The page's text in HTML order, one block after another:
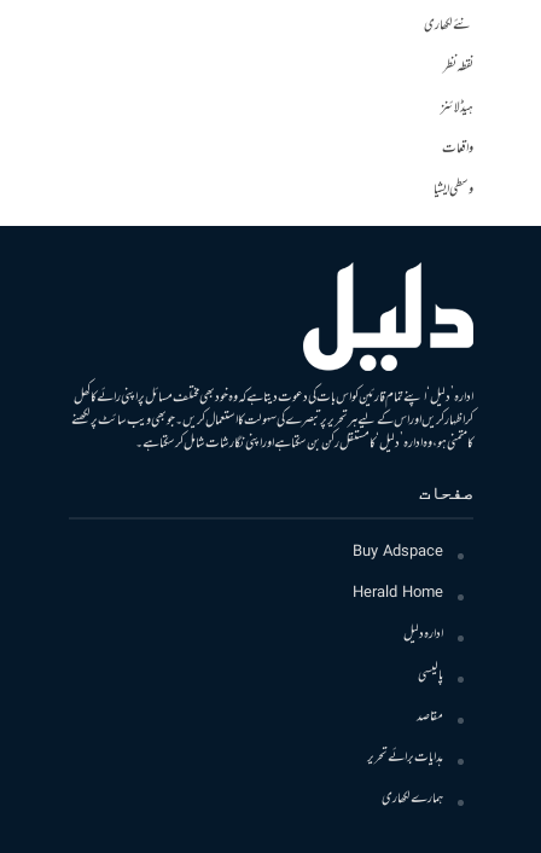
نئے لکھاری
نقطہ نظر
ہیڈلائنز
واقعات
وسطی ایشیا
ادارہ ’دلیل‘ اپنے تمام قارئین کو اس بات کی دعوت دیتا ہے کہ وہ خود بھی مختلف مسائل پر اپنی رائے کا کھل
کر اظہار کریں اور اس کے لیے ہر تحریر پر تبصرے کی سہولت کا استعمال کریں۔ جو بھی ویب سائٹ پر لکھنے
کا متمنی ہو، وہ ادارہ ’دلیل‘ کا مستقل رکن بن سکتا ہے اور اپنی نگارشات شامل کرسکتا ہے۔
صفحات
Buy Adspace
Herald Home
ادارہ دلیل
پالیسی
مقاصد
ہدایات برائے تحریر
ہمارے لکھاری